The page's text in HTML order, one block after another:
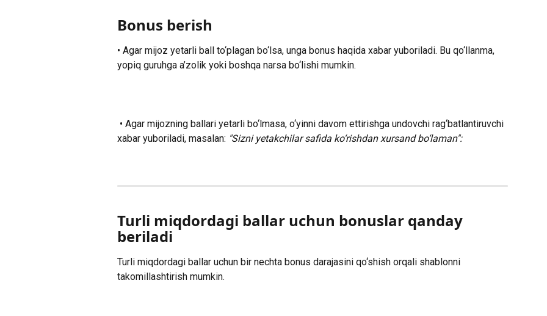
Bonus berish
• Agar mijoz yetarli ball to‘plagan bo‘lsa, unga bonus haqida xabar yuboriladi. Bu qo‘llanma,
yopiq guruhga a’zolik yoki boshqa narsa bo‘lishi mumkin.
xabar yuboriladi, masalan: "Sizni yetakchilar safida ko‘rishdan xursand bo‘laman":
Turli miqdordagi ballar uchun bonuslar qanday
beriladi
Turli miqdordagi ballar uchun bir nechta bonus darajasini qo‘shish orqali shablonni
takomillashtirish mumkin.